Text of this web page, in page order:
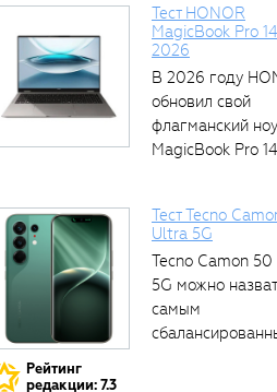
Тест HONOR
MagicBook Pro 14
2026
В 2026 году
обновил свой
флагманский
MagicBook Pro
Рейтинг
редакции: 7.3
Тест Tecno
Ultra 5G
Tecno Camon
5G можно
самым